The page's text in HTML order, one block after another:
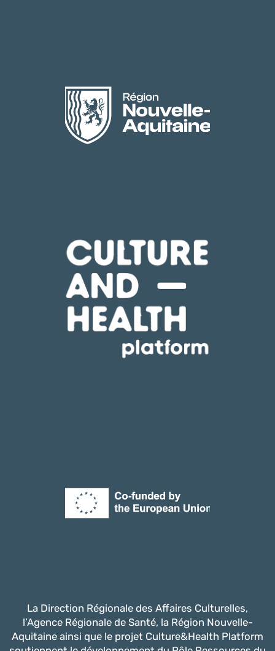
La Direction Régionale des Affaires Culturelles,
l’Agence Régionale de Santé, la Région Nouvelle-
Aquitaine ainsi que le projet Culture&Health Platform